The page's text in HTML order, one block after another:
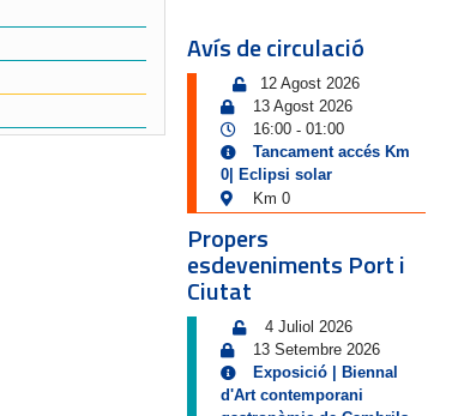
Avís de circulació
12 Agost 2026
13 Agost 2026
16:00- 01:00
Tancament accés Km
0| Eclipsi solar
Km 0
Propers
esdeveniments Port i
Ciutat
4 Juliol 2026
13 Setembre 2026
Exposició | Biennal
d'Art contemporani